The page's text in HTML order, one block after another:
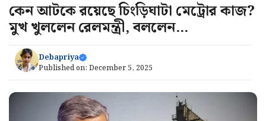
কেন আটকে রয়েছে চিংড়িঘাটা মেট্রোর কাজ?
মুখ খুললেন রেলমন্ত্রী, বললেন…
Debapriya
Published on: December 5, 2025